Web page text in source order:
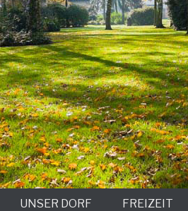
UNSER DORF FREIZEIT